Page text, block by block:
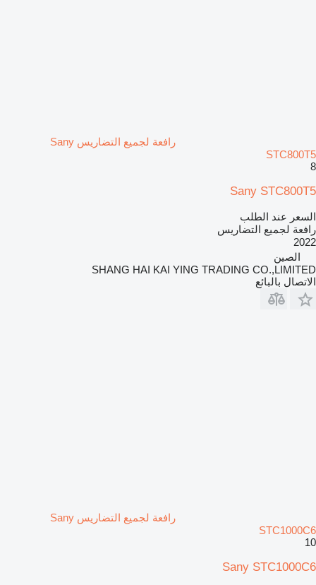
رافعة لجميع التضاريس Sany
STC800T5
8
Sany STC800T5
السعر عند الطلب
رافعة لجميع التضاريس
2022
الصين
SHANG HAI KAI YING TRADING CO.,LIMITED
الاتصال بالبائع
رافعة لجميع التضاريس Sany
STC1000C6
10
Sany STC1000C6